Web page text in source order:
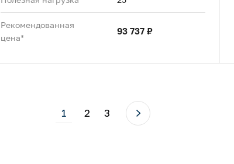
Рекомендованная
цена*
93 737 ₽
1 2 3